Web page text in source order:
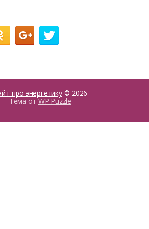
про энергетику© 2026
Тема от WP Puzzle